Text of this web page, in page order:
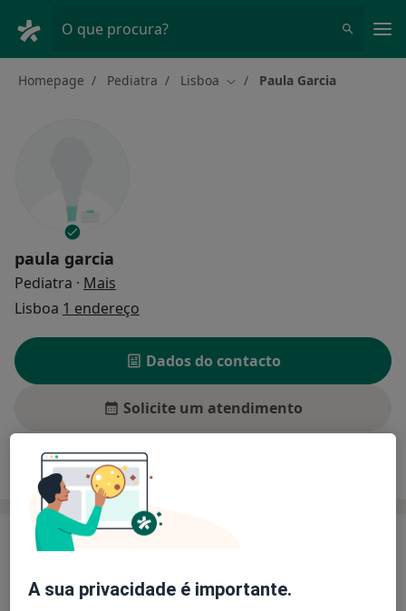
O que procura?
Homepage Pediatra Lisboa Mudar de cidade
Paula Garcia
paula garcia
Pediatra · Mais
Lisboa 1 endereço
Dados do contacto
Solicite um atendimento
Experiência Preços
Experiência
pediatria geral
A sua privacidade é importante.